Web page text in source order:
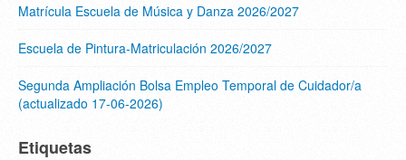
Matrícula Escuela de Música y Danza 2026/2027
Escuela de Pintura-Matriculación 2026/2027
Segunda Ampliación Bolsa Empleo Temporal de Cuidador/a
(actualizado 17-06-2026)
Etiquetas